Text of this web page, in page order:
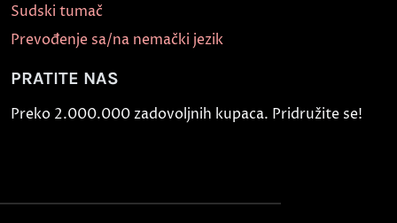
Sudski tumač
Prevođenje sa/na nemački jezik
PRATITE NAS
Preko 2.000.000 zadovoljnih kupaca. Pridružite se!